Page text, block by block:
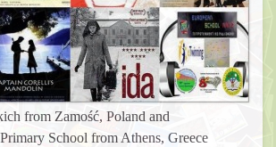
from Zamość, Poland and
School from Athens, Greece